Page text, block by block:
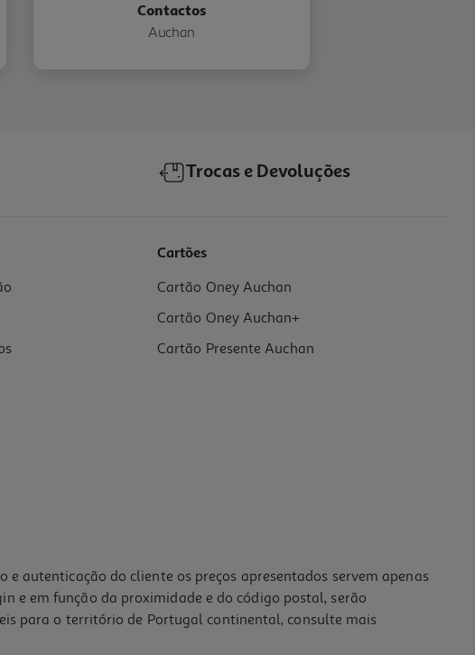
Contactos
Auchan
Trocas e Devoluções
Cartões
Cartão Oney Auchan
Cartão Oney Auchan+
Cartão Presente Auchan
autenticação do cliente os preços apresentados servem apenas
e em função da proximidade e do código postal, serão
para o território de Portugal continental, consulte mais